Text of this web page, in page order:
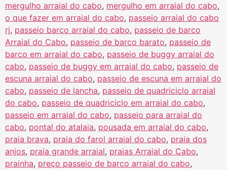
mergulho arraial do cabo, mergulho em arraial do cabo,
o que fazer em arraial do cabo, passeio arraial do cabo
rj, passeio barco arraial do cabo, passeio de barco
Arraial do Cabo, passeio de barco barato, passeio de
barco em arraial do cabo, passeio de buggy arraial do
cabo, passeio de buggy em arraial do cabo, passeio de
escuna arraial do cabo, passeio de escuna em arraial do
cabo, passeio de lancha, passeio de quadriciclo arraial
do cabo, passeio de quadriciclo em arraial do cabo,
passeio em arraial do cabo, passeio para arraial do
cabo, pontal do atalaia, pousada em arraial do cabo,
praia brava, praia do farol arraial do cabo, praia dos
anjos, praia grande arraial, praias Arraial do Cabo,
prainha, preço passeio de barco arraial do cabo,